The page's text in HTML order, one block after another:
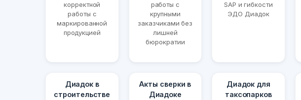
корректной
работы с
маркированной
продукцией
работы с
крупными
заказчиками без
лишней
бюрократии
SAP и гибкости
ЭДО Диадок
Диадок в
строительстве
Акты сверки в
Диадоке
Диадок для
таксопарков